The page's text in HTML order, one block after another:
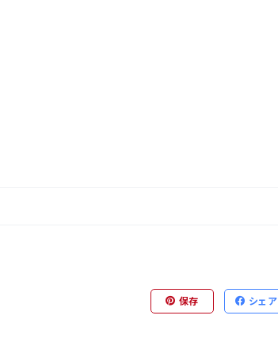
保存 シェア